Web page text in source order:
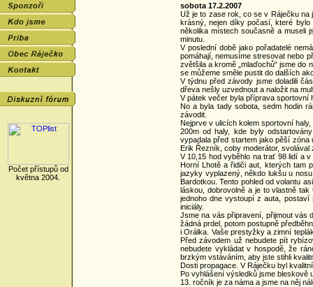
Počet přístupů od
května 2004.
sobota 17.2.2007
Už je to zase rok, co se v Ráječku na
krásný, nejen díky počasí, které bylo
několika místech současně a museli
minutu.
V poslední době jako pořadatelé
pomáhají, nemusíme stresovat nebo
zvětšila a kromě „mlaďochů“ jsme do
se můžeme směle pustit do dalších
V týdnu před závody jsme doladili
dřeva nešly uzvednout a naložit na
V pátek večer byla příprava sportovní
No a byla tady sobota, sedm hodin
závodit.
Nejprve v ulicích kolem sportovní
200m od haly, kde byly
vypadala před startem jako pěší
Erik Řezník, coby moderátor, svolával
V 10,15 hod vyběhlo na trať 98 lidí a
Horní Lhotě a řidiči aut, kterých tam
jazyky vyplazený, někdo lukšu u
Bardotkou. Tento pohled od volantu
láskou, dobrovolně a je to vlastně
jednoho dne vystoupí z auta,
iniciály.
Jsme na vás připravení, přijmout vás
žádná prdel, potom postupně
i Orálka. Vaše prestyžky a zimní
Před závodem už nebudete pít
nebudete vykládat v hospodě, že
brzkým vstáváním, aby jste stihli
Dosti propagace. V Ráječku byl
Po vyhlášení výsledků jsme bleskově
13. ročník je za náma a jsme na něj